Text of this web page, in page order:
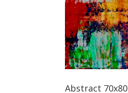
Abstract 70x80